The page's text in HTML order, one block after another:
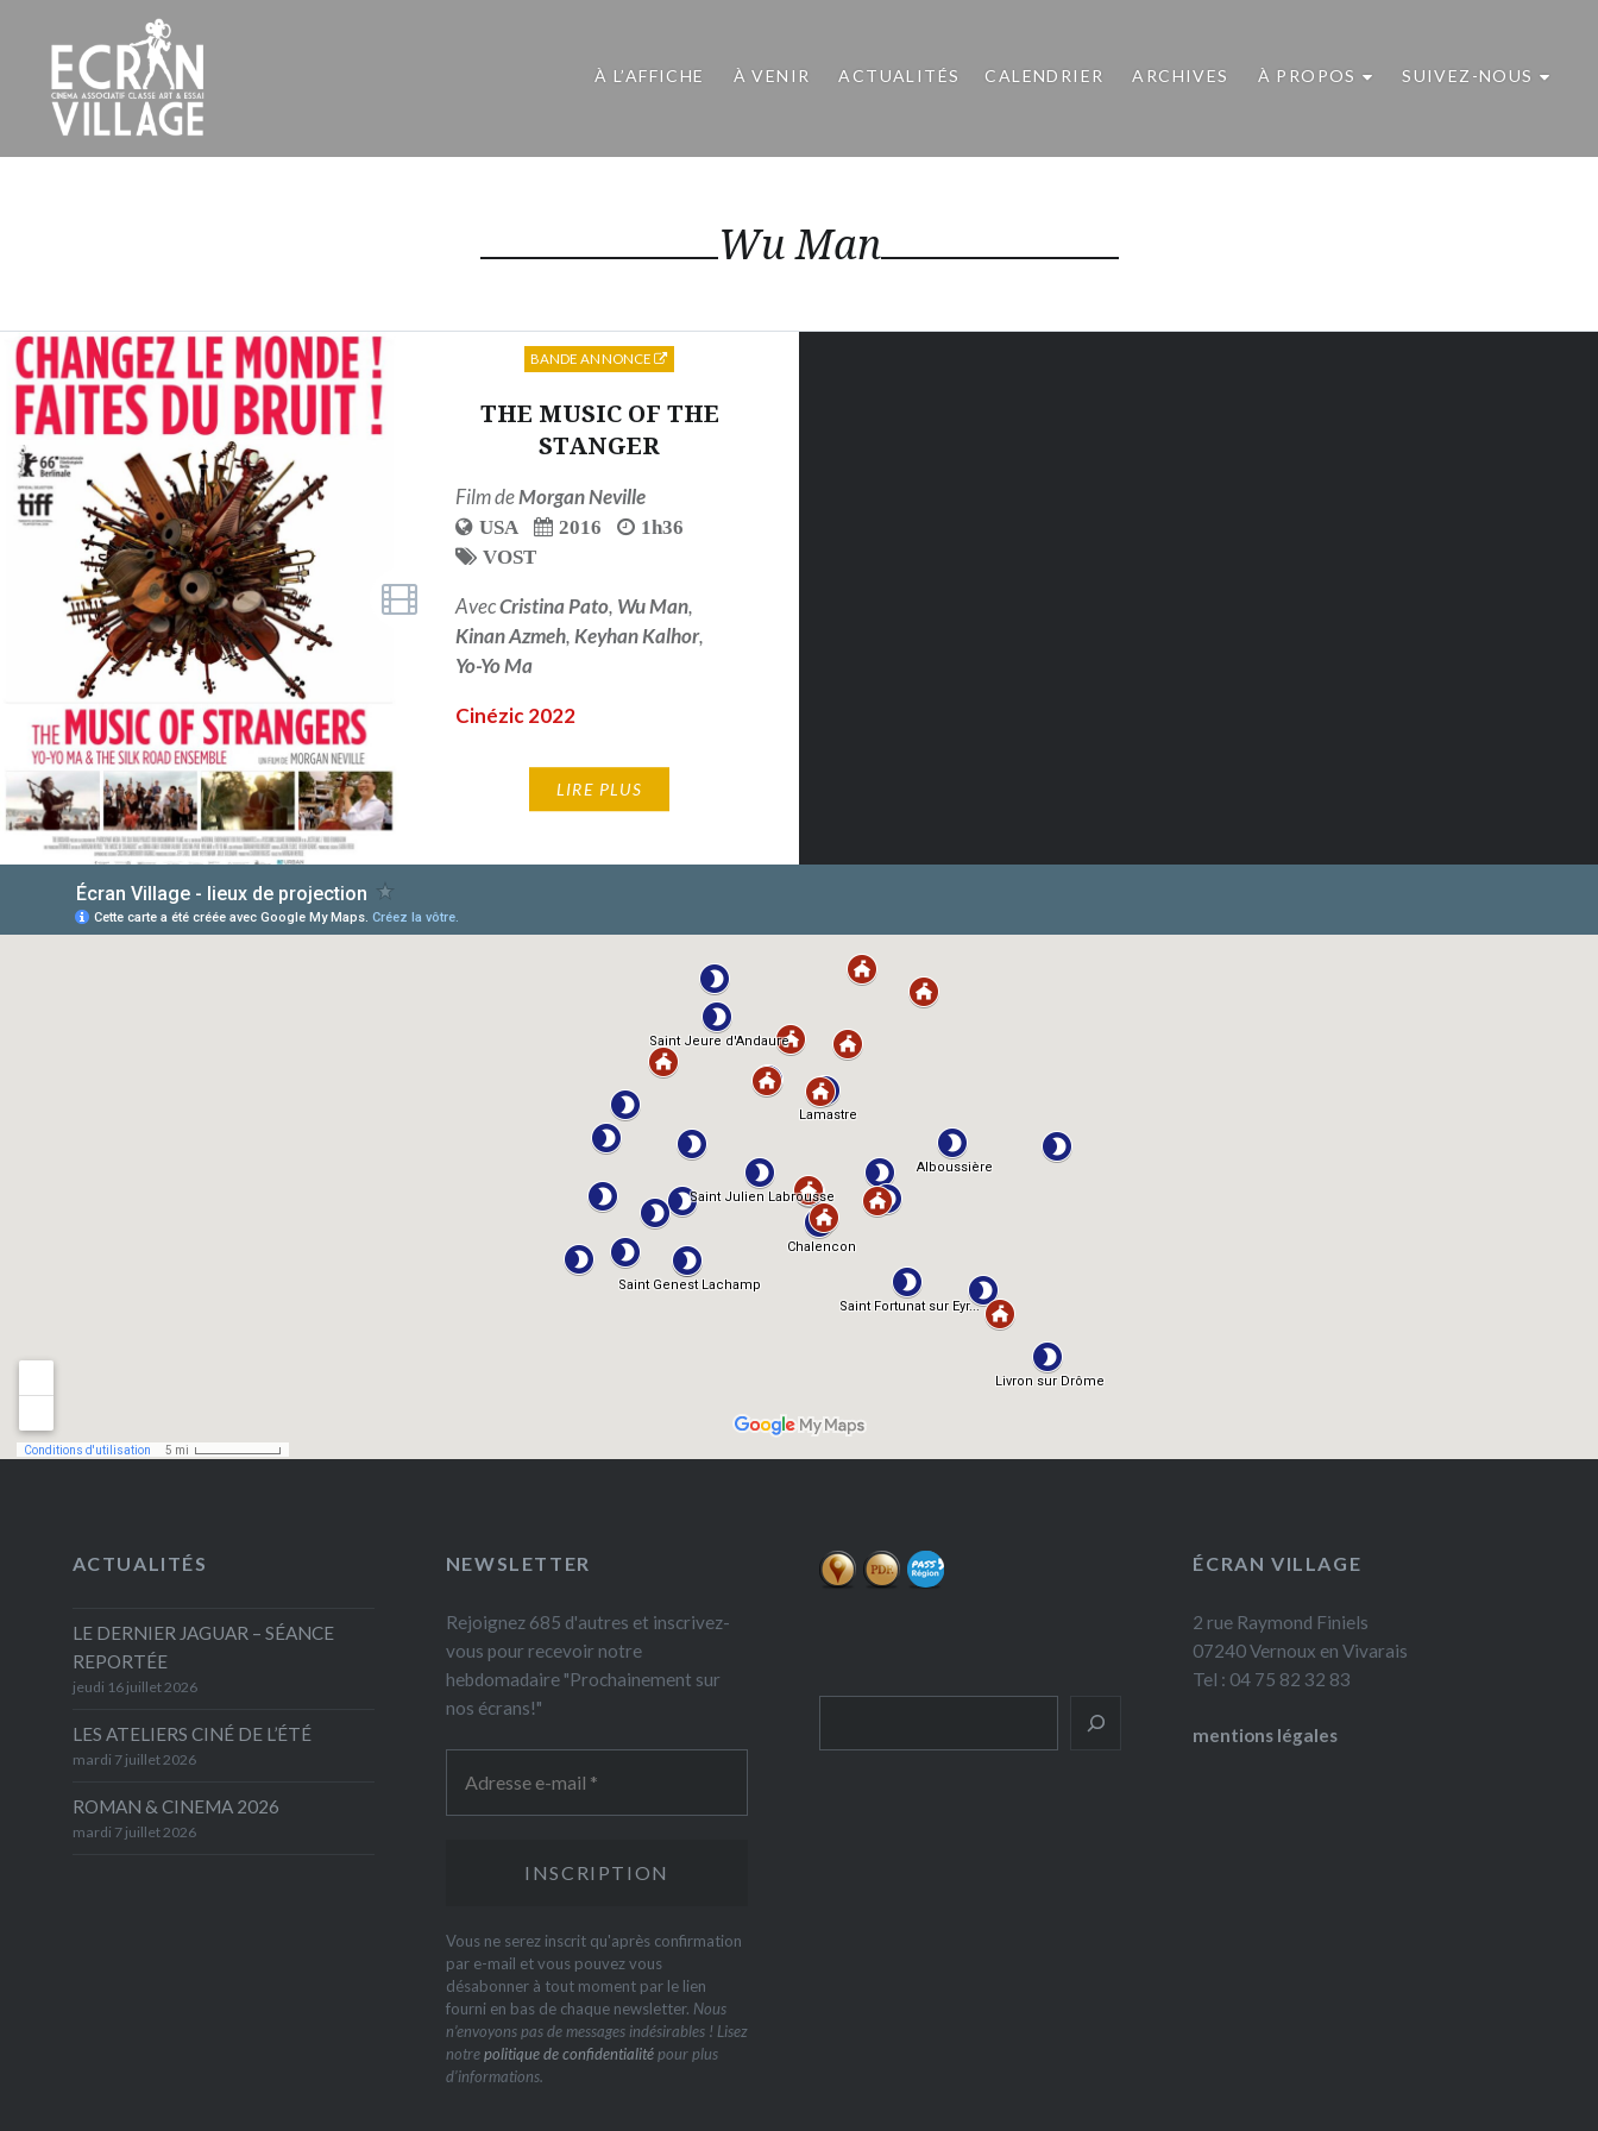
contenu
principal
ÉCRAN VILLAGE
À L’AFFICHE À VENIR ACTUALITÉS CALENDRIER ARCHIVES À PROPOS SUIVEZ-NOUS
Wu Man
THE MUSIC OF THE
STANGER
Film deMorgan Neville
USA 2016
1h36
VOST
AvecCristina Pato, Wu Man,
Kinan Azmeh,Keyhan Kalhor,
Yo-Yo Ma
Cinézic 2022
LIRE PLUS
BANDE ANNONCE
ACTUALITÉS
LE DERNIER JAGUAR – SÉANCE
REPORTÉE
jeudi 16 juillet 2026
LES ATELIERS CINÉ DE L’ÉTÉ
mardi 7 juillet 2026
ROMAN & CINEMA 2026
mardi 7 juillet 2026
NEWSLETTER
Rejoignez 685 d'autres et inscrivez-
vous pour recevoir notre
hebdomadaire "Prochainement sur
nos écrans!"
Vous ne serez inscrit qu'après confirmation
par e-mail et vous pouvez vous
désabonner à tout moment par le lien
fourni en bas de chaque newsletter. Nous
n’envoyons pas de messages indésirables ! Lisez
notrepolitique de confidentialitépour plus
d’informations.
ÉCRAN VILLAGE
2 rue Raymond Finiels
07240 Vernoux en Vivarais
Tel : 04 75 82 32 83
mentions légales